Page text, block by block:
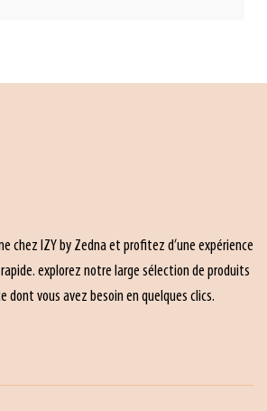
chez IZY by Zedna et profitez d’une expérience
explorez notre large sélection de produits
vous avez besoin en quelques clics.